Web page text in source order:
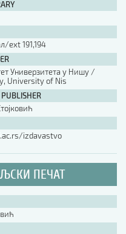
ext 191,194
Универзитета у Нишу /
University of Nis
izdavastvo
ПЕЧАТ